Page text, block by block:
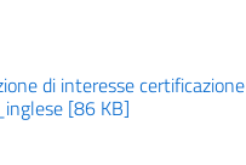
di interesse certificazione
[86 KB]